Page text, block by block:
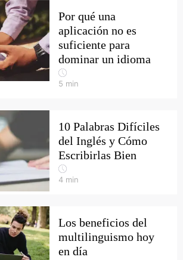
Por qué una
aplicación no es
suficiente para
dominar un idioma
5 min
10 Palabras Difíciles
del Inglés y Cómo
Escribirlas Bien
4 min
Los beneficios del
multilinguismo hoy
en día